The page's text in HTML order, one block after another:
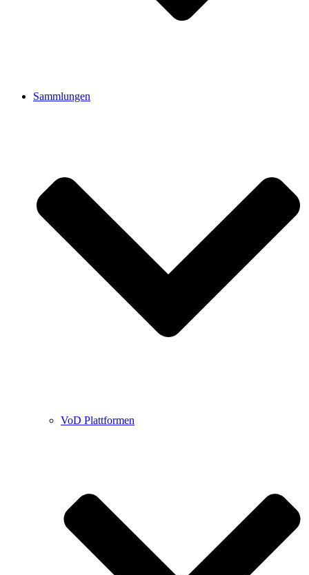
Sammlungen
VoD Plattformen